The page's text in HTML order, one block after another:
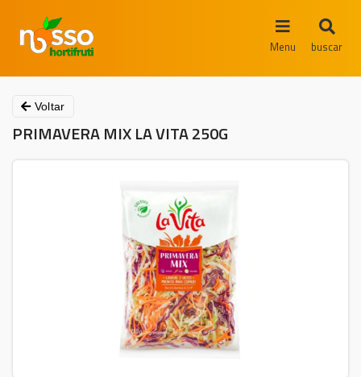
Menu buscar
Voltar
PRIMAVERA MIX LA VITA 250G